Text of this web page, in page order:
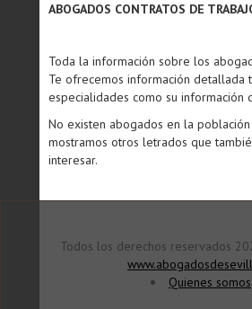
ABOGADOS CONTRATOS DE
Toda la información sobre los
Te ofrecemos información detallada
especialidades como su información
No existen abogados en la población
mostramos otros letrados que
interesar.
Todos los derechos reservados
Quienes somos